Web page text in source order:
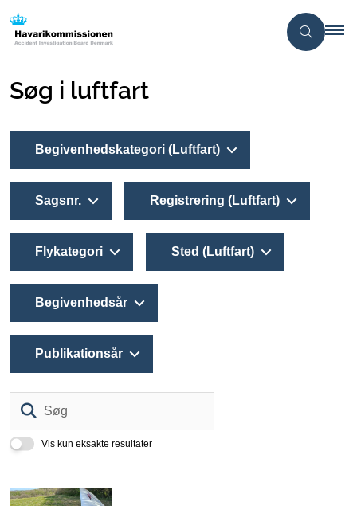
Søg i luftfart
Vis kun eksakte resultater
Begivenhedskategori (Luftfart)
Sagsnr. Registrering (Luftfart)
Flykategori Sted (Luftfart)
Begivenhedsår
Publikationsår